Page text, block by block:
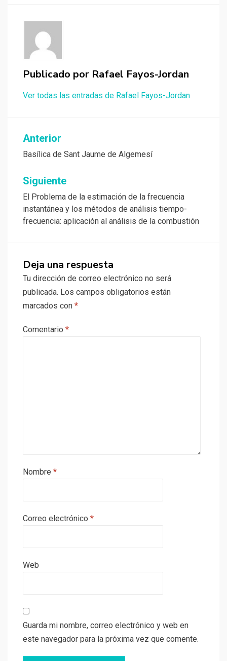
Publicado por Rafael Fayos-Jordan
Ver todas las entradas de Rafael Fayos-Jordan
Navegación
de
entradas
Anterior
Basílica de Sant Jaume de Algemesí
Siguiente
El Problema de la estimación de la frecuencia
instantánea y los métodos de análisis tiempo-
frecuencia: aplicación al análisis de la combustión
Deja una respuesta
Tu dirección de correo electrónico no será
publicada. Los campos obligatorios están
marcados con *
Comentario *
Nombre *
Correo electrónico *
Web
Guarda mi nombre, correo electrónico y web en
este navegador para la próxima vez que comente.